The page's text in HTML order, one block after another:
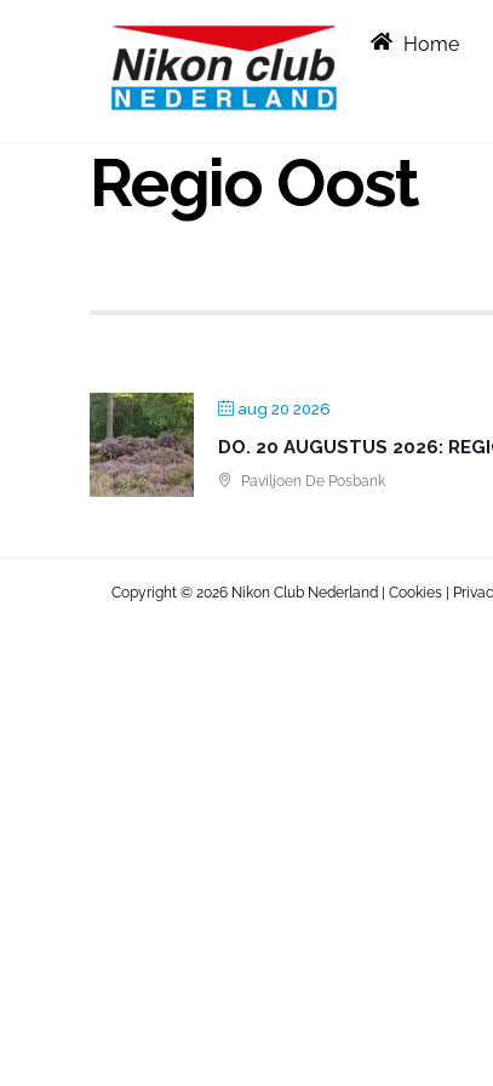
Home
Regio Oost
aug 20 2026
DO. 20 AUGUSTUS 2026:
Paviljoen De Posbank
Copyright © 2026 Nikon Club Nederland | Cookies |